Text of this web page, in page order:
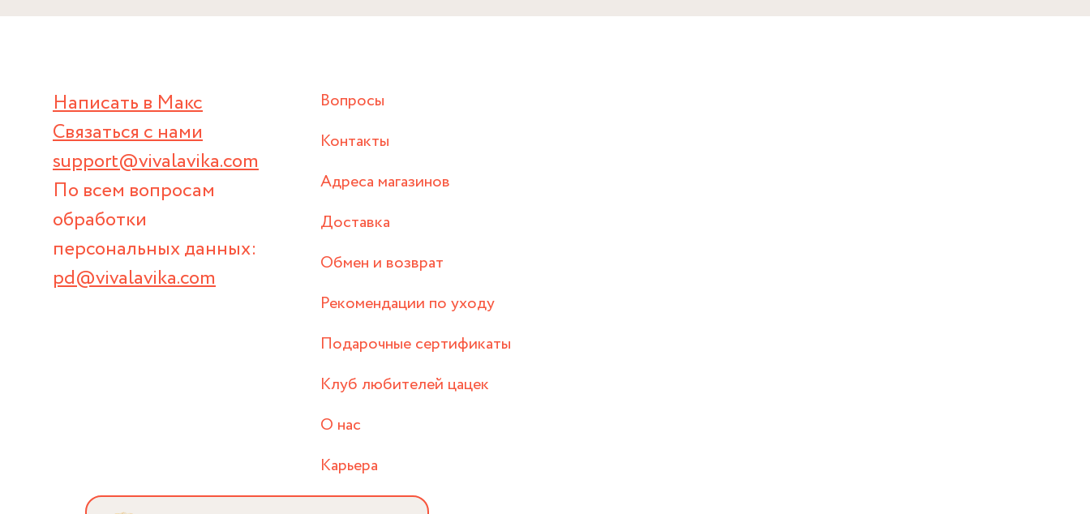
Написать в Макс
Связаться с нами
support@vivalavika.com
По всем вопросам
обработки
персональных данных:
pd@vivalavika.com
Вопросы
Контакты
Адреса магазинов
Доставка
Обмен и возврат
Рекомендации по уходу
Подарочные сертификаты
Клуб любителей цацек
О нас
Карьера